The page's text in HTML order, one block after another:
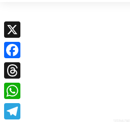
X
Facebook
Threads
WhatsApp